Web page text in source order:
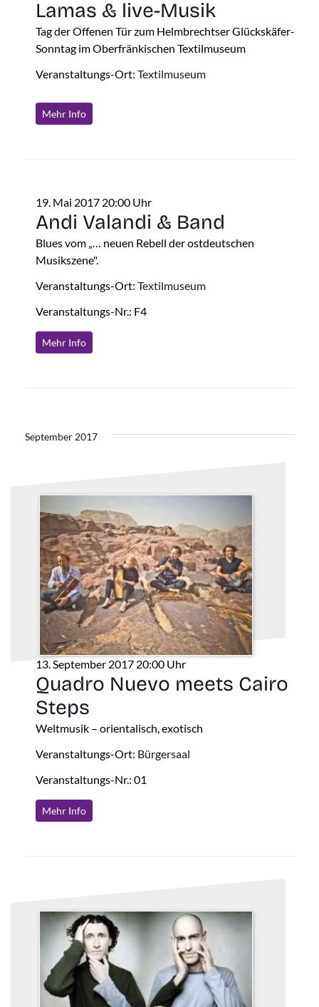
Lamas & live-Musik
Tag der Offenen Tür zum Helmbrechtser Glückskäfer-
Sonntag im Oberfränkischen Textilmuseum
Veranstaltungs-Ort: Textilmuseum
Mehr Info
19. Mai 2017 20:00 Uhr
Andi Valandi & Band
Blues vom „… neuen Rebell der ostdeutschen
Musikszene".
Veranstaltungs-Ort: Textilmuseum
Veranstaltungs-Nr.: F4
Mehr Info
September 2017
13. September 2017 20:00 Uhr
Quadro Nuevo meets Cairo
Steps
Weltmusik – orientalisch, exotisch
Veranstaltungs-Ort: Bürgersaal
Veranstaltungs-Nr.: 01
Mehr Info